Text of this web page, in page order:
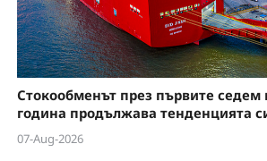
Стокообменът през първите седем
година продължава тенденцията
07-Aug-2026